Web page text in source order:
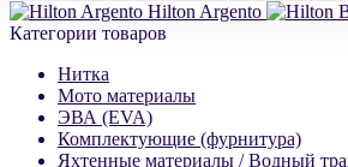
Hilton Argento
Категории товаров
Нитка
Мото материалы
ЭВА (EVA)
Комплектующие (фурнитура)
Яхтенные материалы / Водный